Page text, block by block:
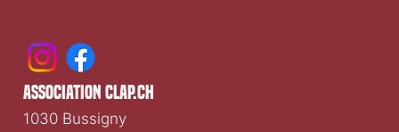
association clap.ch
1030 Bussigny